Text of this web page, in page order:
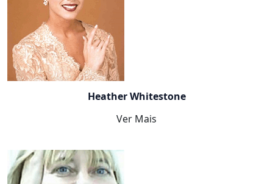
Heather Whitestone
Ver Mais